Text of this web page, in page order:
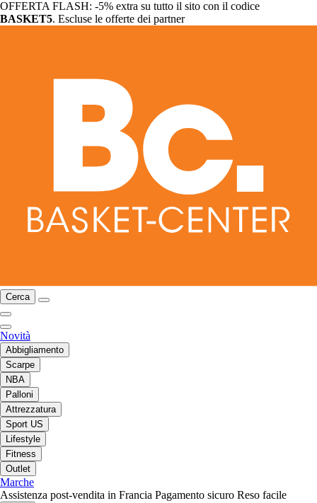
OFFERTA FLASH: -5% extra su tutto il sito con il codice
BASKET5. Escluse le offerte dei partner
Cerca
Novità
Abbigliamento
Scarpe
NBA
Palloni
Attrezzatura
Sport US
Lifestyle
Fitness
Outlet
Marche
Assistenza post-vendita in Francia Pagamento sicuro Reso facile